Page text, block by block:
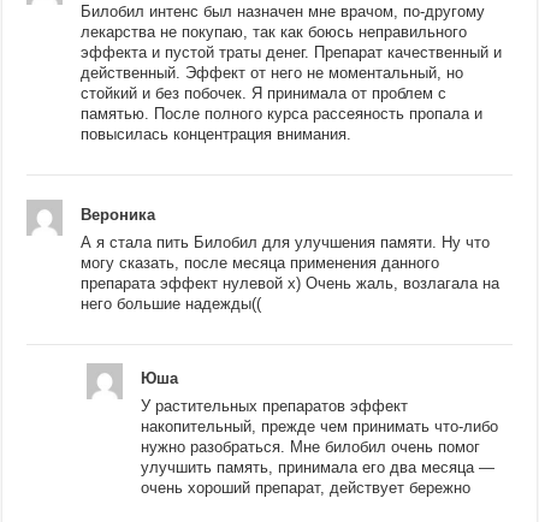
Билобил интенс был назначен мне врачом, по-другому
лекарства не покупаю, так как боюсь неправильного
эффекта и пустой траты денег. Препарат качественный и
действенный. Эффект от него не моментальный, но
стойкий и без побочек. Я принимала от проблем с
памятью. После полного курса рассеяность пропала и
повысилась концентрация внимания.
Вероника
А я стала пить Билобил для улучшения памяти. Ну что
могу сказать, после месяца применения данного
препарата эффект нулевой х) Очень жаль, возлагала на
него большие надежды((
Юша
У растительных препаратов эффект
накопительный, прежде чем принимать что-либо
нужно разобраться. Мне билобил очень помог
улучшить память, принимала его два месяца —
очень хороший препарат, действует бережно